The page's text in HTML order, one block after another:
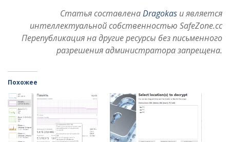
Статья составленаDragokas и является
интеллектуальной собственностью SafeZone.cc
Перепубликация на другие ресурсы без письменного
разрешения администратора запрещена.
Похожее